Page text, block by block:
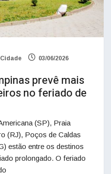
Cidade 03/06/2026
prevê mais
no feriado de
(SP), Praia
(RJ), Poços de Caldas
estão entre os destinos
prolongado. O feriado